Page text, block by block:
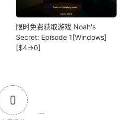
限时免费获取游戏 Noah's
Secret: Episode 1[Windows]
[$4→0]
0